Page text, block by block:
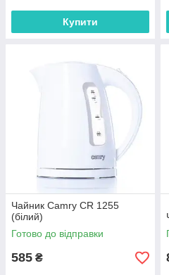
Купити
Чайник Camry CR 1255
(білий)
Готово до відправки
585 ₴